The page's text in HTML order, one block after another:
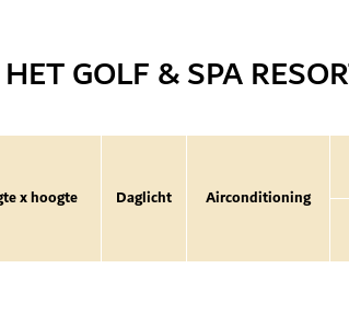
GOLF & SPA
x hoogte Daglicht Airconditioning